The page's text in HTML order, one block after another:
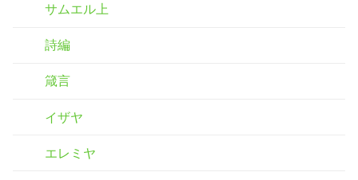
サムエル上
詩編
箴言
イザヤ
エレミヤ